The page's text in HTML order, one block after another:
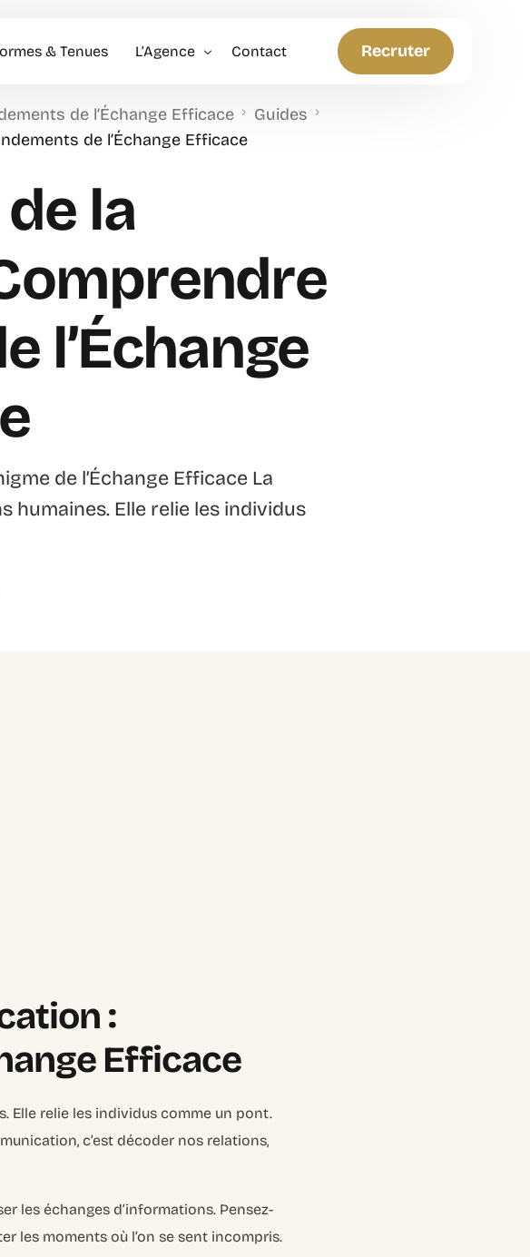
& Tenues L’Agence
Politique RH
Contact Recruter
de l’Échange Efficace
Guides
de l’Échange Efficace
la
l’Échange
de l’Échange Efficace La
humaines. Elle relie les individus
:
Efficace
Elle relie les individus comme un pont.
c’est décoder nos relations,
les échanges d’informations. Pensez-
les moments où l’on se sent incompris.